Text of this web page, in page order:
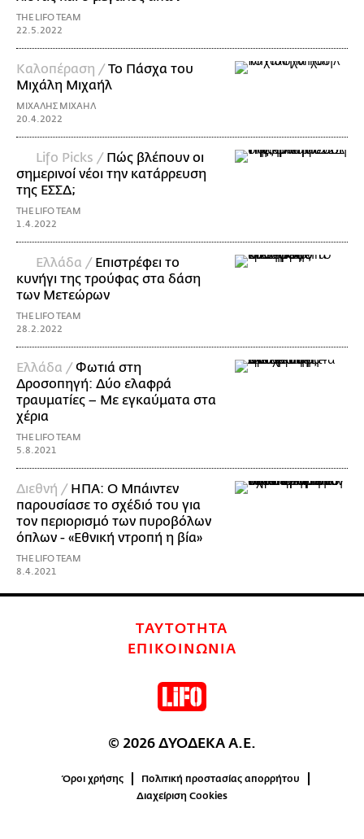
THE LIFO TEAM
22.5.2022
Καλοπέραση /Το Πάσχα του
Μιχάλη Μιχαήλ
ΜΙΧΑΛΗΣ ΜΙΧΑΗΛ
20.4.2022
Lifo Picks / Πώς βλέπουν οι
σημερινοί νέοι την κατάρρευση
της ΕΣΣΔ;
THE LIFO TEAM
1.4.2022
Ελλάδα / Επιστρέφει το
κυνήγι της τρούφας στα δάση
των Μετεώρων
THE LIFO TEAM
28.2.2022
Ελλάδα /Φωτιά στη
Δροσοπηγή: Δύο ελαφρά
τραυματίες – Με εγκαύματα στα
χέρια
THE LIFO TEAM
5.8.2021
Διεθνή / ΗΠΑ: Ο Μπάιντεν
παρουσίασε το σχέδιό του για
τον περιορισμό των πυροβόλων
όπλων - «Εθνική ντροπή η βία»
THE LIFO TEAM
8.4.2021
ΤΑΥΤΟΤΗΤΑ
ΕΠΙΚΟΙΝΩΝΙΑ
© 2026 ΔΥΟΔΕΚΑ Α.Ε.
Όροι χρήσης
Πολιτική προστασίας απορρήτου
Διαχείριση Cookies